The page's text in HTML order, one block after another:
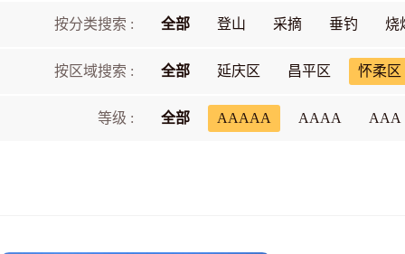
按分类搜索 : 全部 登山 采摘 垂钓 烧
按区域搜索 : 全部 延庆区 昌平区 怀柔区
等级 : 全部 AAAAA AAAA AAA